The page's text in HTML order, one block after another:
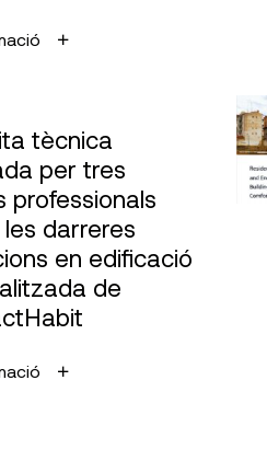
tècnica
per tres
professionals
darreres
en edificació
de